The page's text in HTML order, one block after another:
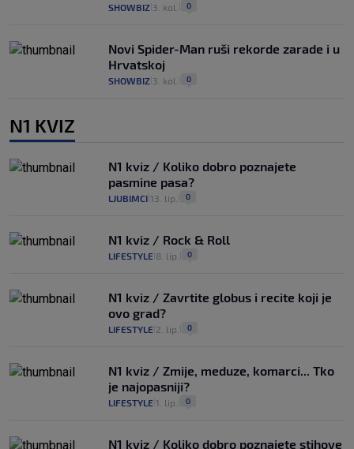
SHOWBIZ 3. kol. 0
Novi Spider-Man ruši rekorde zarade i u
Hrvatskoj
SHOWBIZ 3. kol. 0
N1 KVIZ
N1 kviz / Koliko dobro poznajete
pasmine pasa?
LJUBIMCI 13. lip. 0
N1 kviz / Rock & Roll
LIFESTYLE 8. lip. 0
N1 kviz / Zavrtite globus i recite koji je
ovo grad?
LIFESTYLE 2. lip. 0
N1 kviz / Zmije, meduze, komarci... Tko
je najopasniji?
LIFESTYLE 1. lip. 0
N1 kviz / Koliko dobro poznajete stihove